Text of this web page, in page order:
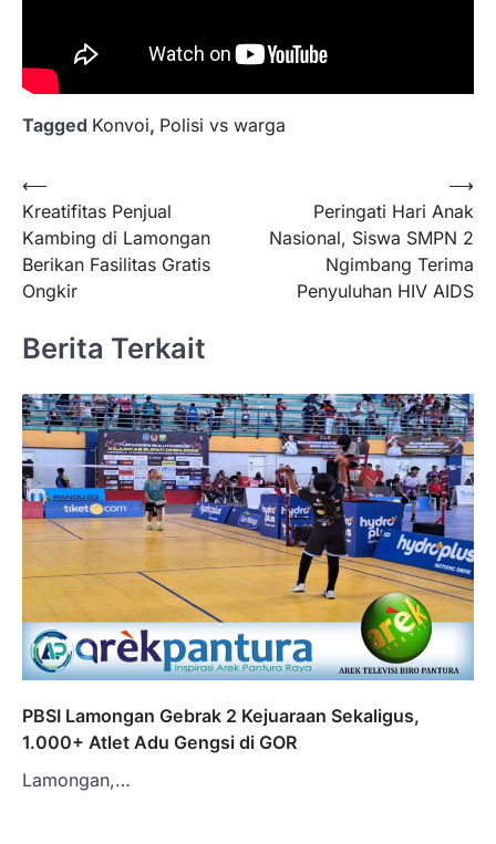
Tagged Konvoi, Polisi vs warga
Navigasi
pos
⟵
Kreatifitas Penjual
Kambing di Lamongan
Berikan Fasilitas Gratis
Ongkir
Peringati Hari Anak
Nasional, Siswa SMPN 2
Ngimbang Terima
Penyuluhan HIV AIDS
⟶
Berita Terkait
PBSI Lamongan Gebrak 2 Kejuaraan Sekaligus,
1.000+ Atlet Adu Gengsi di GOR
Lamongan,…